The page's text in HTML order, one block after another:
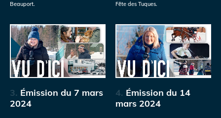
Beauport.
Fête des Tuques.
3. Émission du 7 mars
2024
4. Émission du 14
mars 2024